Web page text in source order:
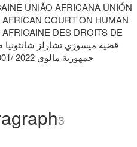
UNIÃO AFRICANA UNIÓN
COURT ON HUMAN
DES DROITS DE
‫جمهورية مالوي‬ 2022 /001 ‫رقم العريضة‬ ‫حكم‬ 2024 ‫ نوفمبر‬13
3